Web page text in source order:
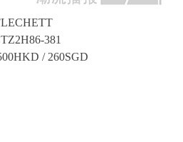
381
/ 260SGD